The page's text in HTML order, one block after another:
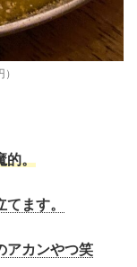
的。
ます。
アカンやつ笑